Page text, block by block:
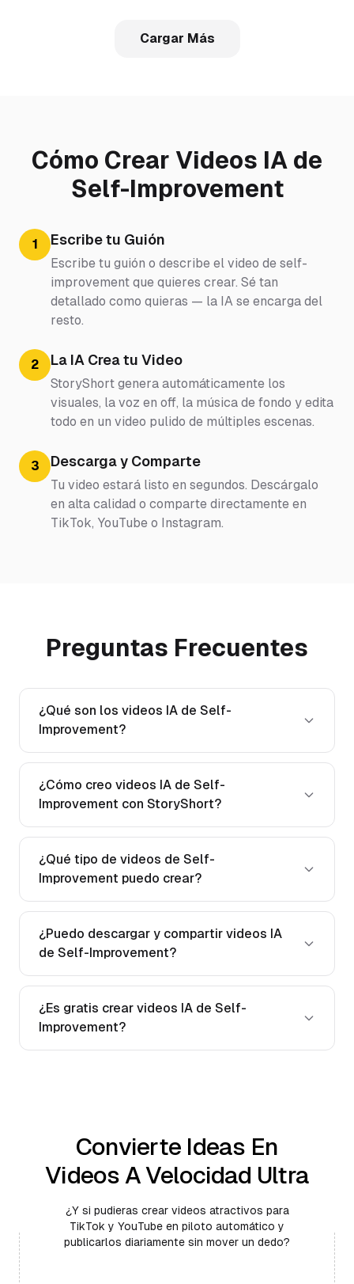
Cargar Más
Cómo Crear Videos IA de
Self-Improvement
1 Escribe tu Guión
Escribe tu guión o describe el video de self-
improvement que quieres crear. Sé tan
detallado como quieras — la IA se encarga del
resto.
2 La IA Crea tu Video
StoryShort genera automáticamente los
visuales, la voz en off, la música de fondo y edita
todo en un video pulido de múltiples escenas.
3 Descarga y Comparte
Tu video estará listo en segundos. Descárgalo
en alta calidad o comparte directamente en
TikTok, YouTube o Instagram.
Preguntas Frecuentes
¿Qué son los videos IA de Self-
Improvement?
¿Cómo creo videos IA de Self-
Improvement con StoryShort?
¿Qué tipo de videos de Self-
Improvement puedo crear?
¿Puedo descargar y compartir videos IA
de Self-Improvement?
¿Es gratis crear videos IA de Self-
Improvement?
Convierte Ideas En
Videos A Velocidad Ultra
¿Y si pudieras crear videos atractivos para
TikTok y YouTube en piloto automático y
publicarlos diariamente sin mover un dedo?